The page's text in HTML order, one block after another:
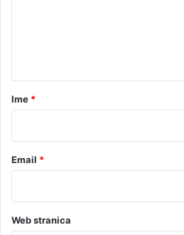
rIme *
Email *
Web stranica